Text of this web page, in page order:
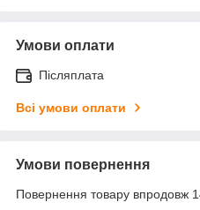
Умови оплати
Післяплата
Всі умови оплати
Умови повернення
Повернення товару впродовж